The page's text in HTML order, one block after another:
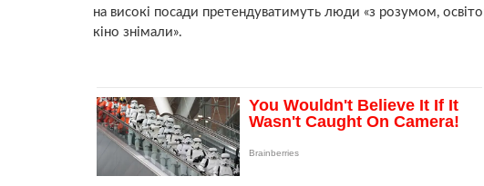
на високі посади претендуватимуть люди «з розумом,
кіно знімали».